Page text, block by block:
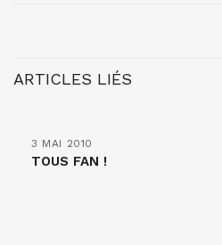
ARTICLES LIÉS
3 MAI 2010
TOUS FAN !